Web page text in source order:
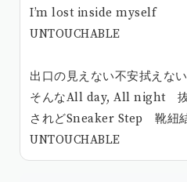
I’m lost inside myself
UNTOUCHABLE
出口の見えない不安拭えない
そんなAll day, All night 抜
されどSneaker Step 靴紐
UNTOUCHABLE